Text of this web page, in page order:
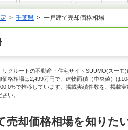
千葉県 一戸建て売却価格相場
クルートの不動産・住宅サイトSUUMO(スー
格相場は2,499万円で、建物面積（中央値）は
で推移しています。掲載実績件数を、掲載
い。
売却価格相場を知りた